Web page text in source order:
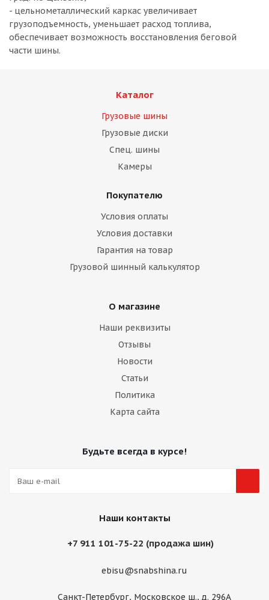
- цельнометаллический каркас увеличивает
грузоподъемность, уменьшает расход топлива,
обеспечивает возможность восстановления беговой
части шины.
Каталог
Грузовые шины
Грузовые диски
Спец. шины
Камеры
Покупателю
Условия оплаты
Условия доставки
Гарантия на товар
Грузовой шинный калькулятор
О магазине
Наши реквизиты
Отзывы
Новости
Статьи
Политика
Карта сайта
Будьте всегда в курсе!
Наши контакты
+7 911 101-75-22 (продажа шин)
ebisu@snabshina.ru
Санкт-Петербург, Московское ш., д. 296А